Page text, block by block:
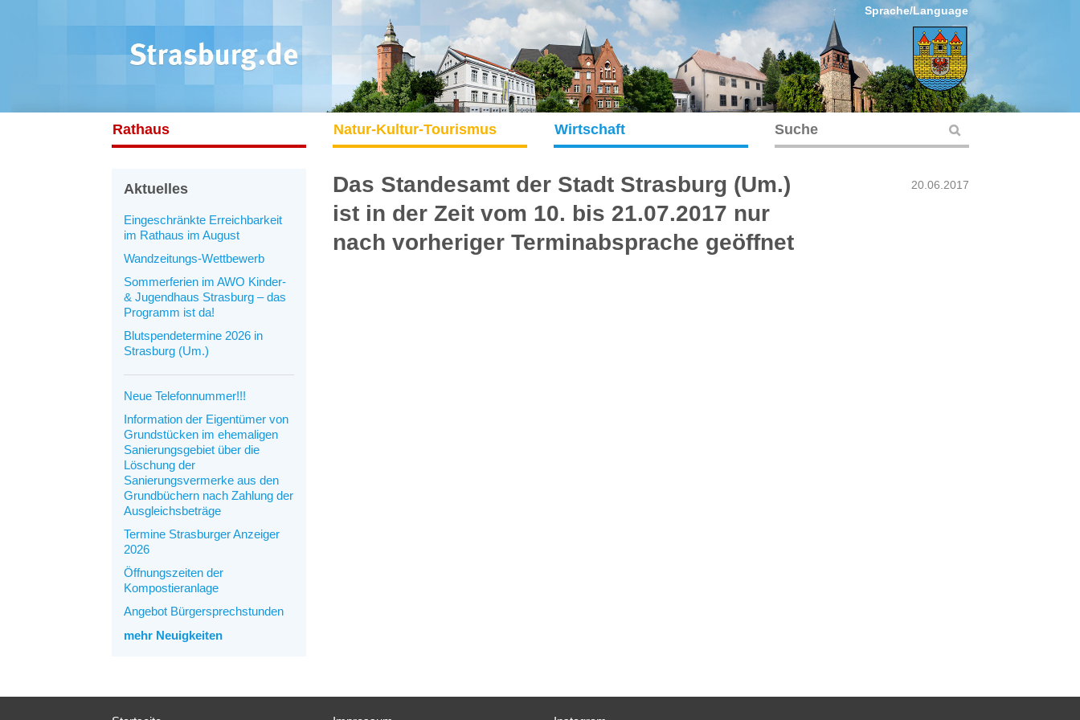
Sprache/Language
Rathaus Natur-Kultur-Tourismus Wirtschaft
Aktuelles
Eingeschränkte Erreichbarkeit
im Rathaus im August
Wandzeitungs-Wettbewerb
Sommerferien im AWO Kinder-
& Jugendhaus Strasburg – das
Programm ist da!
Blutspendetermine 2026 in
Strasburg (Um.)
Neue Telefonnummer!!!
Information der Eigentümer von
Grundstücken im ehemaligen
Sanierungsgebiet über die
Löschung der
Sanierungsvermerke aus den
Grundbüchern nach Zahlung der
Ausgleichsbeträge
Termine Strasburger Anzeiger
2026
Öffnungszeiten der
Kompostieranlage
Angebot Bürgersprechstunden
mehr Neuigkeiten
20.06.2017
Das Standesamt der Stadt Strasburg (Um.)
ist in der Zeit vom 10. bis 21.07.2017 nur
nach vorheriger Terminabsprache geöffnet